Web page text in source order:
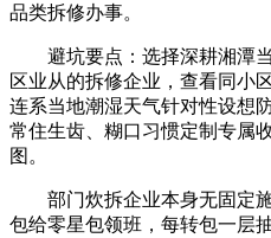
品类拆修办事。
避坑要点：选择深耕湘潭当
区业从的拆修企业，查看同小
连系当地潮湿天气针对性设想
常住生齿、糊口习惯定制专属
图。
部门炊拆企业本身无固定施
包给零星包领班，每转包一层